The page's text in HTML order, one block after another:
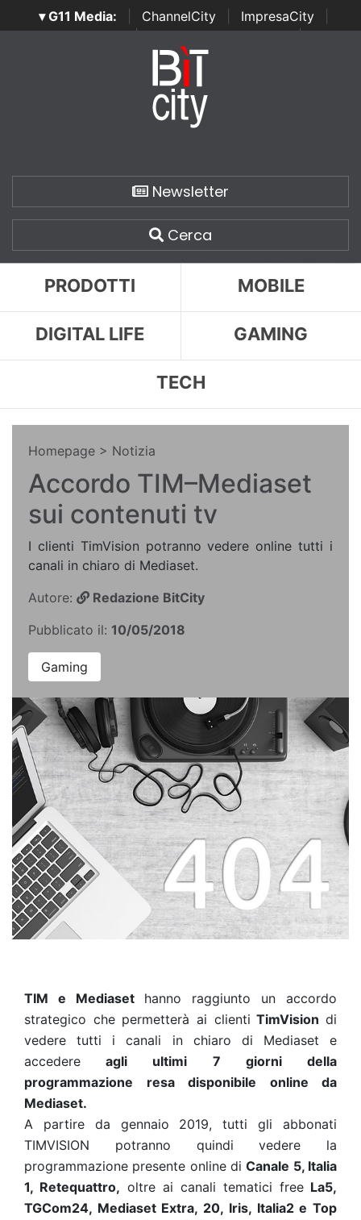
▾ G11 Media: ChannelCity ImpresaCity
SecurityOpenLab | Italian Channel Awards | Italian
Italian Security Awards
Newsletter
Cerca
PRODOTTI MOBILE
DIGITAL LIFE GAMING
TECH
Homepage > Notizia
Accordo TIM–Mediaset
sui contenuti tv
I clienti TimVision potranno vedere online tutti i
canali in chiaro di Mediaset.
Autore:
Redazione BitCity
Pubblicato il: 10/05/2018
Gaming
TIM e Mediaset hanno raggiunto un accordo
strategico che permetterà ai clienti TimVisiondi
vedere tutti i canali in chiaro di Mediaset e
accedere agli ultimi 7 giorni della
programmazione resa disponibile online da
Mediaset.
A partire da gennaio 2019, tutti gli abbonati
TIMVISION potranno quindi vedere la
programmazione presente online diCanale 5, Italia
1, Retequattro, oltre ai canali tematici free La5,
TGCom24, Mediaset Extra, 20, Iris, Italia2 e Top